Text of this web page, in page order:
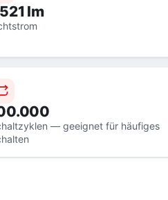
lm
— geeignet für häufiges